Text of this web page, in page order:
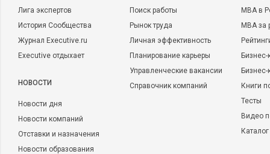
Лига экспертов
История Сообщества
Журнал Executive.ru
Executive отдыхает
НОВОСТИ
Новости дня
Новости компаний
Отставки и назначения
Новости образования
Поиск работы
Рынок труда
Личная эффективность
Планирование карьеры
Управленческие вакансии
Справочник компаний
MBA в
MBA
Бизнес-
Книги
Тесты
Видео